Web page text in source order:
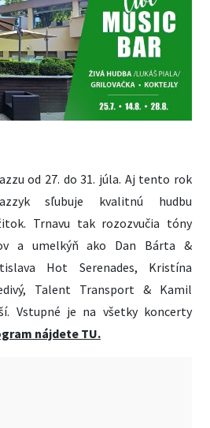
od 27. do 31. júla. Aj tento rok
sľubuje kvalitnú hudbu
Trnavu tak rozozvučia tóny
a umelkýň ako Dan Bárta &
Hot Serenades, Kristína
Talent Transport & Kamil
Vstupné je na všetky koncerty
nájdete TU.